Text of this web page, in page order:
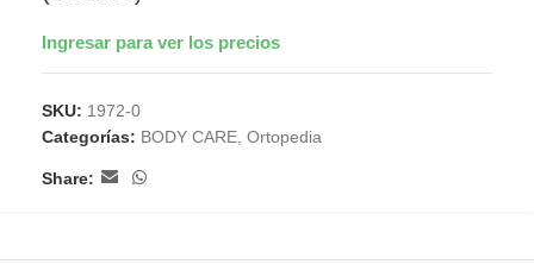
Ingresar para ver los precios
SKU: 1972-0
Categorías: BODY CARE Ortopedia
Share: